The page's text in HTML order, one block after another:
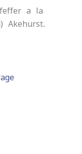
a la
Akehurst.